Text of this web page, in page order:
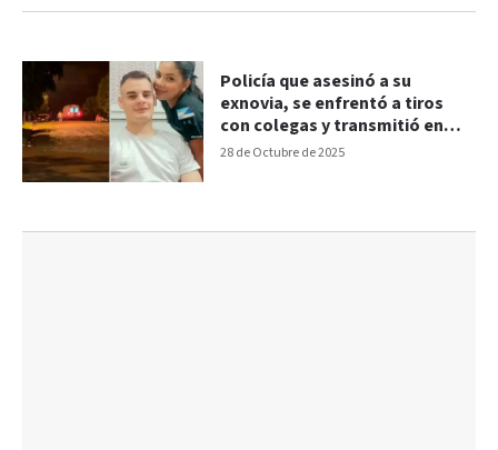
28 de Octubre de 2025
Policía que asesinó a su
exnovia, se enfrentó a tiros
con colegas y transmitió en
vivo cuando se quitó la vida